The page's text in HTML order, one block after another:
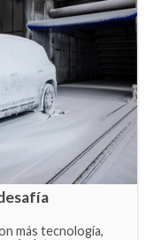
más tecnología,